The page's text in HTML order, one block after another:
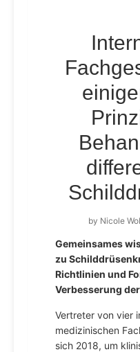
by Nicole
Gemeinsames
zu
Richtlinien und
Verbesserung
Vertreter von vier
medizinischen
sich 2018, um